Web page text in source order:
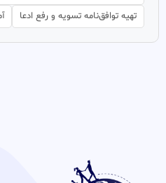
تهیه توافق‌نامه تسویه و رفع ادعا